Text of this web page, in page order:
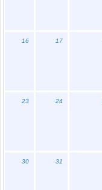
16 17
23 24
30 31